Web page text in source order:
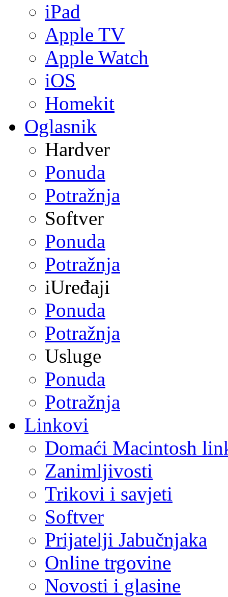
iPad
Apple TV
Apple Watch
iOS
Homekit
Oglasnik
Hardver
Ponuda
Potražnja
Softver
Ponuda
Potražnja
iUređaji
Ponuda
Potražnja
Usluge
Ponuda
Potražnja
Linkovi
Domaći Macintosh
Zanimljivosti
Trikovi i savjeti
Softver
Prijatelji Jabučnjaka
Online trgovine
Novosti i glasine